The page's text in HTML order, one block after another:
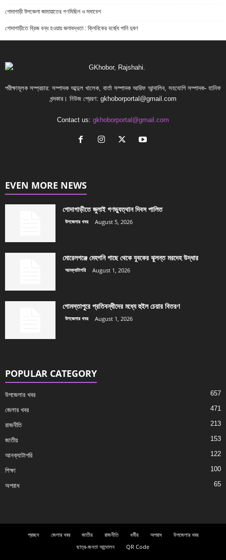
গোদাগাড়ী উপজেলা জামায়াতের গণমিছিল ও সমাবেশ
গোদাগাড়ীতে ব্রিজ বন্ধ হওয়ায় জলাবদ্ধতা : ক্লিনিকের বর্জ্যে পানি দুষণ
পরীক্ষামূলক সম্প্রচার: সম্পাদক আব্দুল খালেক, বার্তা সম্পাদক আরিফ আন্দালিব, সহযোগি সম্পাদক- হানিফ
খন্দকার। নিউজ প্রেরণ: gkhoborportal@gmail.com
Contact us: gkhoborportal@gmail.com
EVEN MORE NEWS
গোদাগাড়ীতে জুলাই গণভ্যুত্থান দিবস পালিত
উপজেলার খবর August 5, 2026
মোরেলগঞ্জে মেহগনি গাছে থেকে যুবকের ঝুলন্ত মরদেহ উদ্ধার
আনক্যাটাগরি August 1, 2026
গোমস্তাপুরে প্রতিবন্ধীদের মধ্যে হুইল চেয়ার বিতরণ
উপজেলার খবর August 1, 2026
POPULAR CATEGORY
উপজেলার খবর 657
জেলার খবর 471
রাজনীতি 213
জাতীয় 153
আনক্যাটাগরি 122
শিক্ষা 100
অপরাধ 65
প্রচ্ছদ জেলার খবর জাতীয় রাজনীতি ধর্মীয় অপরাধ
উপজেলার খবর
ছাত্র-জনতা আন্দোলন
QR Code